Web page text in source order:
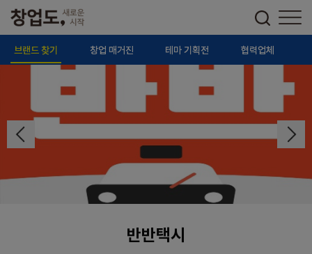
브랜드 찾기 창업 매거진 테마 기획전 협력업체
반반택시